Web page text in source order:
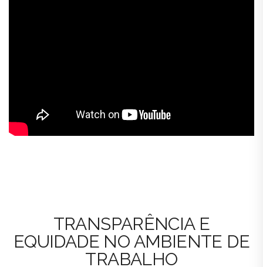
TRANSPARÊNCIA E
EQUIDADE NO AMBIENTE DE
TRABALHO